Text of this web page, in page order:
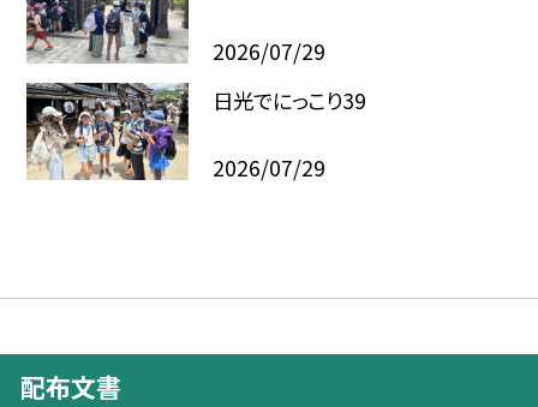
2026/07/29
日光でにっこり39
2026/07/29
配布文書